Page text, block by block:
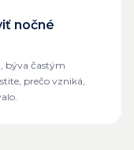
nočné
býva častým
prečo vzniká,